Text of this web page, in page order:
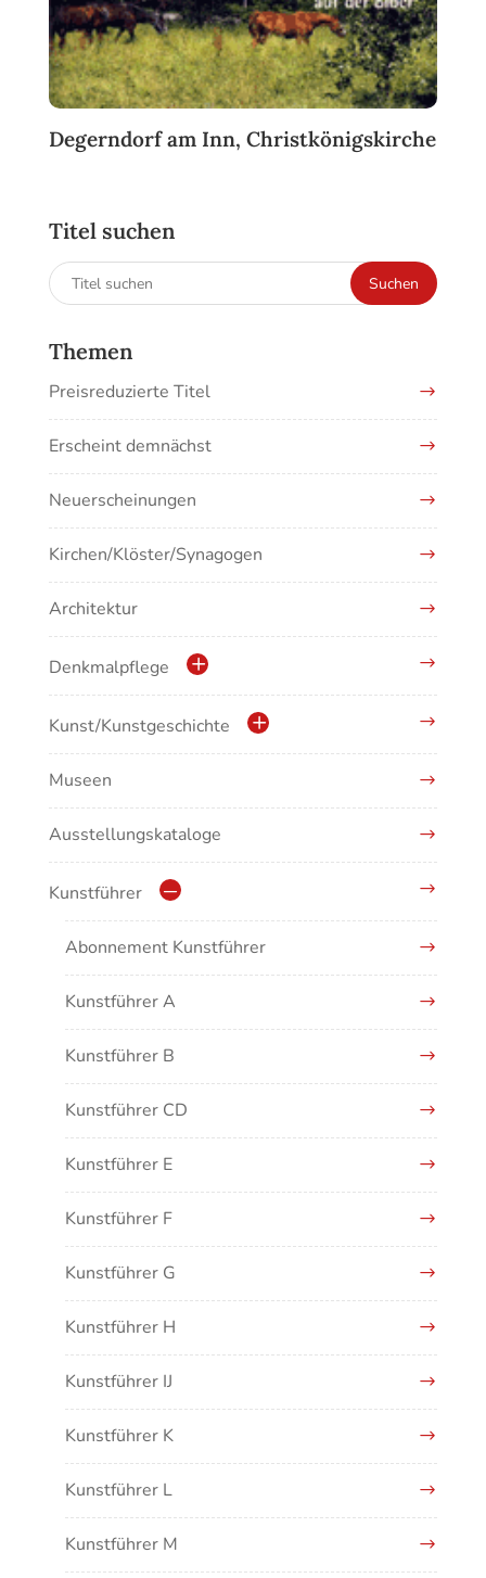
Degerndorf am Inn, Christkönigskirche
Titel suchen
Suchen
nach:
Suchen
Themen
Preisreduzierte Titel
Erscheint demnächst
Neuerscheinungen
Kirchen/Klöster/Synagogen
Architektur
Denkmalpflege
Kulturdenkmale in Baden-Württemberg
Kunst/Kunstgeschichte
Antike/Mittelalter
Renaissance/Barock/19. Jahrhundert
Moderne/Gegenwartskunst
Übergreifende Darstellungen
Museen
Ausstellungskataloge
Kunstführer
Abonnement Kunstführer
Kunstführer A
Kunstführer B
Kunstführer CD
Kunstführer E
Kunstführer F
Kunstführer G
Kunstführer H
Kunstführer IJ
Kunstführer K
Kunstführer L
Kunstführer M